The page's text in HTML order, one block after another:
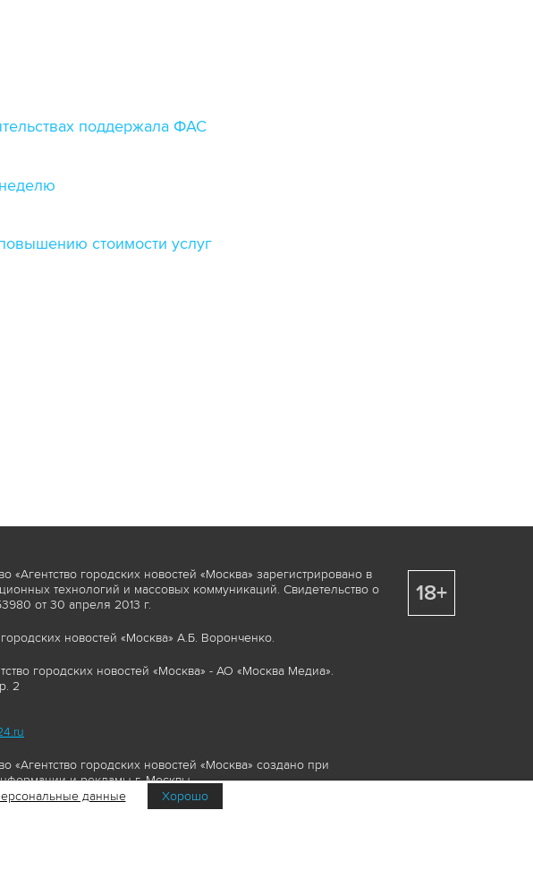
поддержала ФАС
стоимости услуг
городских новостей «Москва» зарегистрировано в
технологий и массовых коммуникаций. Свидетельство о
от 30 апреля 2013 г.
новостей «Москва» А.Б. Воронченко.
городских новостей «Москва» - АО «Москва Медиа».
2
городских новостей «Москва» создано при
и рекламы г. Москвы.
знаки и иные охраняемые элементы, включая, но, не
18+
данные Хорошо